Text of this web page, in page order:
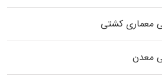
معماری کشتی
معدن